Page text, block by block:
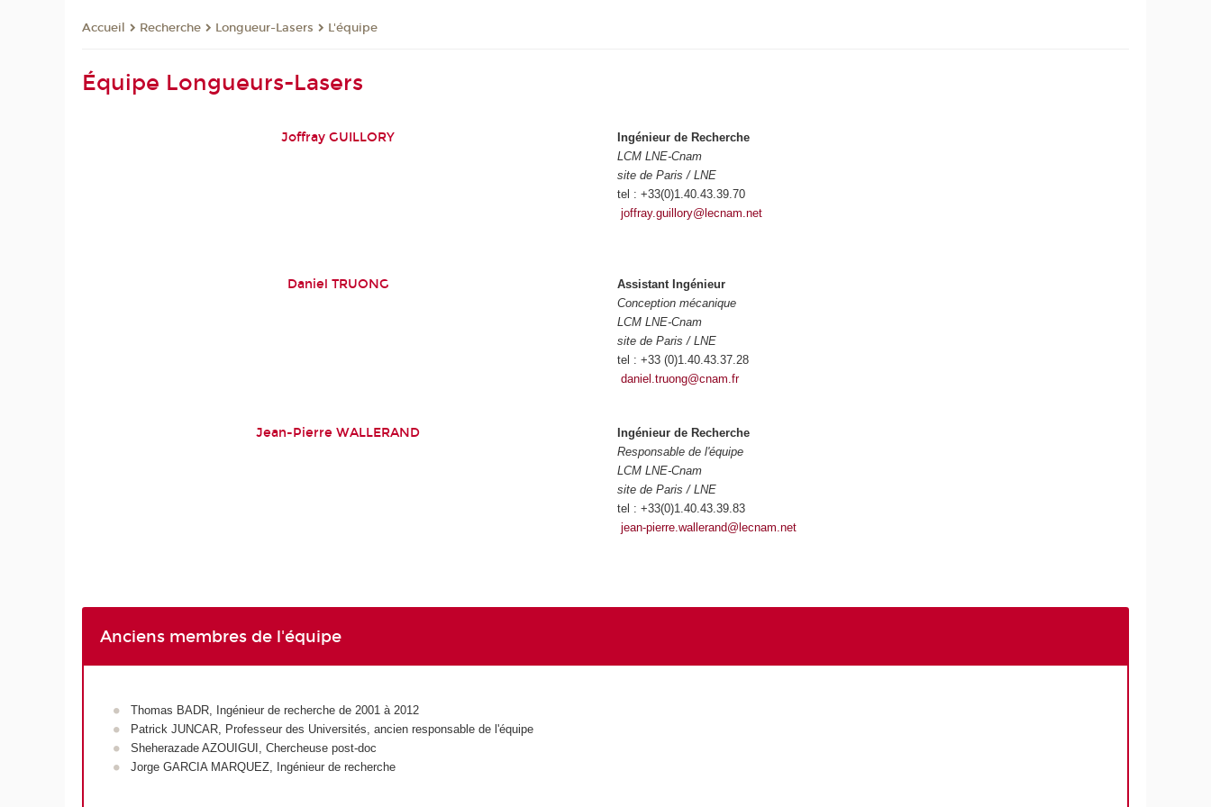
Accueil Recherche Longueur-Lasers L'équipe
Équipe Longueurs-Lasers
Joffray GUILLORY
Ingénieur de Recherche
LCM LNE-Cnam
site de Paris / LNE
tel : +33(0)1.40.43.39.70
joffray.guillory@lecnam.net
Daniel TRUONG
Assistant Ingénieur
Conception mécanique
LCM LNE-Cnam
site de Paris / LNE
tel : +33 (0)1.40.43.37.28
daniel.truong@cnam.fr
Jean-Pierre WALLERAND
Ingénieur de Recherche
Responsable de l'équipe
LCM LNE-Cnam
site de Paris / LNE
tel : +33(0)1.40.43.39.83
jean-pierre.wallerand@lecnam.net
Anciens membres de l'équipe
Thomas BADR, Ingénieur de recherche de 2001 à 2012
Patrick JUNCAR, Professeur des Universités, ancien responsable de l'équipe
Sheherazade AZOUIGUI, Chercheuse post-doc
Jorge GARCIA MARQUEZ, Ingénieur de recherche